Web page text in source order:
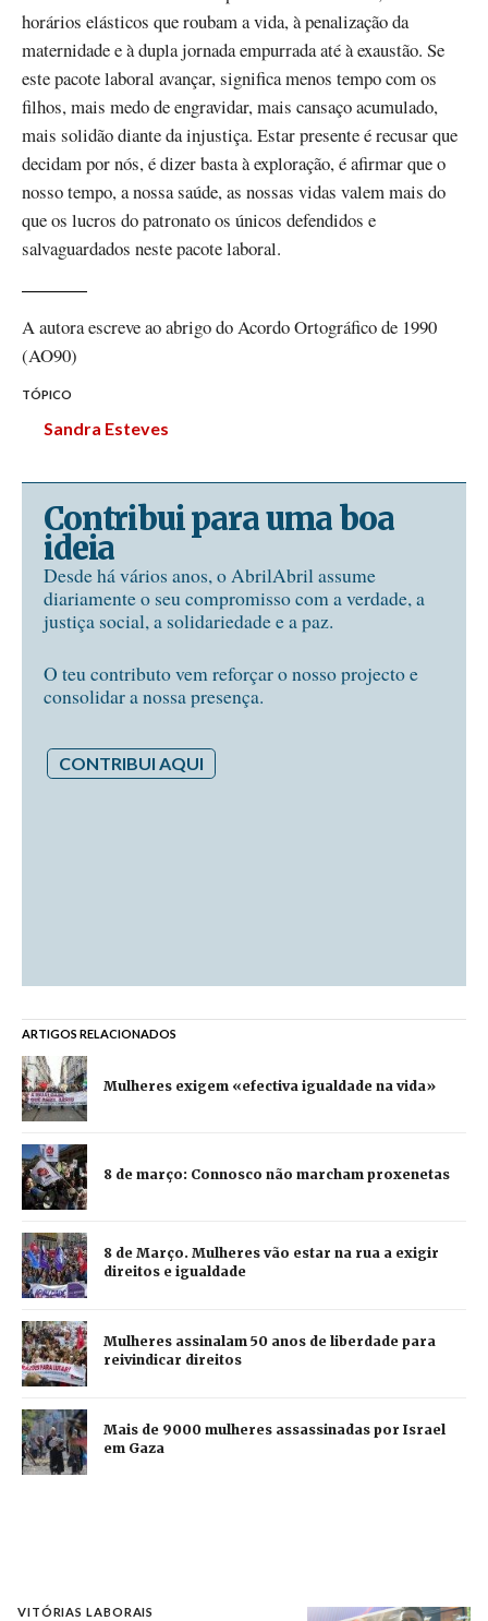
horários elásticos que roubam a vida, à penalização da
maternidade e à dupla jornada empurrada até à exaustão. Se
este pacote laboral avançar, significa menos tempo com os
filhos, mais medo de engravidar, mais cansaço acumulado,
mais solidão diante da injustiça. Estar presente é recusar que
decidam por nós, é dizer basta à exploração, é afirmar que o
nosso tempo, a nossa saúde, as nossas vidas valem mais do
que os lucros do patronato os únicos defendidos e
salvaguardados neste pacote laboral.
A autora escreve ao abrigo do Acordo Ortográfico de 1990
(AO90)
TÓPICO
Sandra Esteves
Contribui para uma boa
ideia
Desde há vários anos, o AbrilAbril assume
diariamente o seu compromisso com a verdade, a
justiça social, a solidariedade e a paz.
O teu contributo vem reforçar o nosso projecto e
consolidar a nossa presença.
CONTRIBUI AQUI
ARTIGOS RELACIONADOS
Mulheres exigem «efectiva igualdade na vida»
8 de março: Connosco não marcham proxenetas
8 de Março. Mulheres vão estar na rua a exigir
direitos e igualdade
Mulheres assinalam 50 anos de liberdade para
reivindicar direitos
Mais de 9000 mulheres assassinadas por Israel
em Gaza
VITÓRIAS LABORAIS